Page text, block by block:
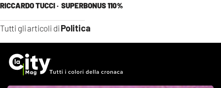
RICCARDO TUCCI · SUPERBONUS 110%
Tutti gli articoli di Politica